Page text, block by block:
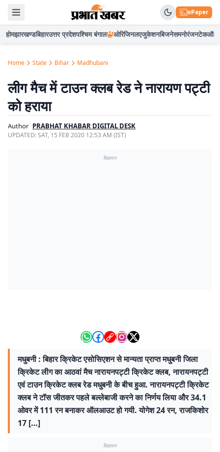
ePaper
होमझारखण्डबिहारउत्तर प्रदेशपश्चिम बंगाल ओरिजिनलएजुकेशनबिजनेसमनोरंजनटेकऑटो
Home State Bihar Madhubani
लीग मैच में टाउन क्लब रेड ने नारायण पट्टी
को हराया
Author PRABHAT KHABAR DIGITAL DESK
UPDATED:SAT, 15 FEB 2020 12:53 AM (IST)
विज्ञापन
मधुबनी : बिहार क्रिकेट एसोसिएशन से मान्यता प्राप्त मधुबनी जिला
क्रिकेट लीग का आठवां मैच नारायनपट्टी क्रिकेट क्लब, नारायनपट्टी
एवं टाउन क्रिकेट क्लब रेड मधुबनी के बीच हुआ. नारायनपट्टी क्रिकेट
क्लब ने टॉस जीतकर पहले बल्लेबाजी करने का निर्णय लिया और 34.1
ओवर में 111 रन बनाकर ऑलआउट हो गयी. योगेश 24 रन, राजकिशोर
17 […]
विज्ञापन